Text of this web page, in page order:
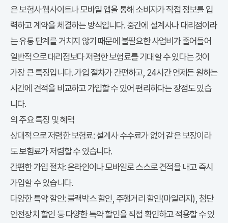
다이렉트 자동차보험
은 보험사 웹사이트나 모바일 앱을 통해 소비자가 직접 정보를 입
력하고 계약을 체결하는 방식입니다. 중간에 설계사나 대리점이라
는 유통 단계를 거치지 않기 때문에 불필요한 사업비가 줄어들어
일반적으로 대리점보다 저렴한 보험료를 기대할 수 있다는 것이
가장 큰 특징입니다. 가입 절차가 간편하고, 24시간 언제든 원하는
시간에 견적을 비교하고 가입할 수 있어 편리하다는 장점도 있습
니다.
다이렉트 보험
의 주요 특징 및 혜택
상대적으로 저렴한 보험료: 설계사 수수료가 없어 같은 보장이라
도 보험료가 저렴할 수 있습니다.
간편한 가입 절차: 온라인이나 모바일로 스스로 견적을 내고 즉시
가입할 수 있습니다.
다양한 특약 할인: 블랙박스 할인, 주행거리 할인(마일리지), 첨단
안전장치 할인 등 다양한 특약 할인을 직접 확인하고 적용할 수 있